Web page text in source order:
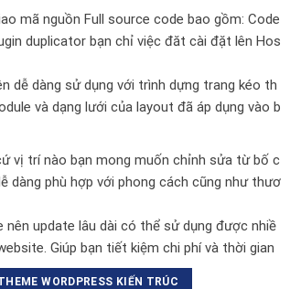
mã nguồn Full source code bao gồm: Code
duplicator bạn chỉ việc đăt cài đặt lên Hos
dễ dàng sử dụng với trình dựng trang kéo th
và dạng lưới của layout đã áp dụng vào b
vị trí nào bạn mong muốn chỉnh sửa từ bố c
dàng phù hợp với phong cách cũng như thươ
update lâu dài có thể sử dụng được nhiề
Giúp bạn tiết kiệm chi phí và thời gian
WORDPRESS KIẾN TRÚC